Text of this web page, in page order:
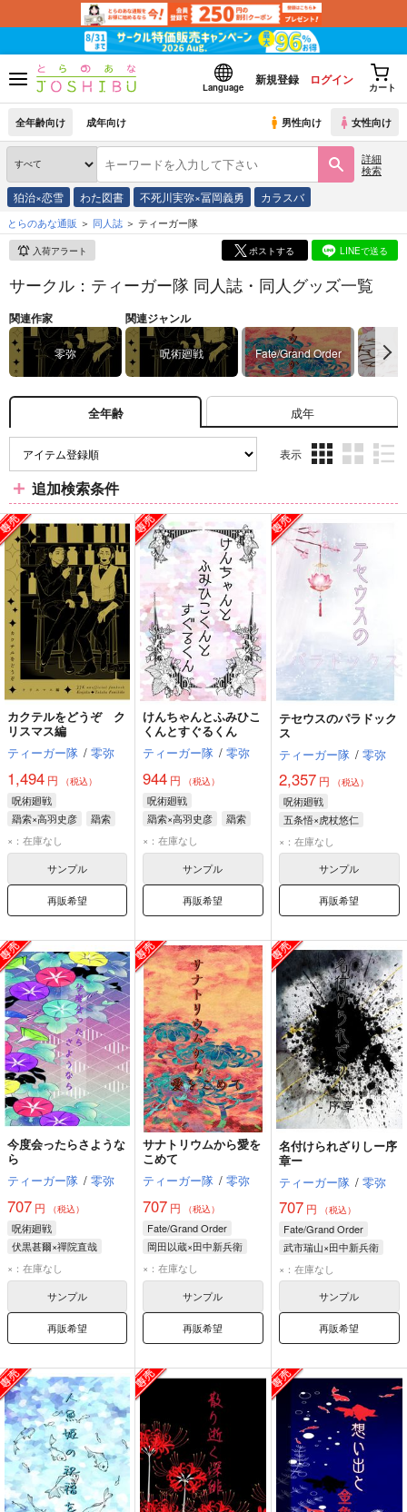
Language
新規登録 ログイン
カート
全年齢向け 成年向け 男性向け 女性向け
詳細
検索
狛治×恋雪 わた図書 不死川実弥×冨岡義勇 カラスバ
とらのあな通販 同人誌 ティーガー隊
入荷アラート ポストする LINEで送る
サークル：ティーガー隊 同人誌・同人グッズ一覧
関連作家
零弥
関連ジャンル
呪術廻戦 Fate/Grand Order
全年齢 成年
表示
ム
表
示
ム
表
ム
表
追加検索条件
カクテルをどうぞ ク
リスマス編
ティーガー隊 / 零弥
1,494 円 （税込）
呪術廻戦
羂索×高羽史彦
羂索
高羽史彦
×：在庫なし
サンプル
再販希望
けんちゃんとふみひこ
くんとすぐるくん
ティーガー隊 / 零弥
944 円 （税込）
呪術廻戦
羂索×高羽史彦
羂索
高羽史彦
×：在庫なし
サンプル
再販希望
テセウスのパラドック
ス
ティーガー隊 / 零弥
2,357円 （税込）
呪術廻戦
五条悟×虎杖悠仁
五条悟
虎杖悠仁
×：在庫なし
サンプル
再販希望
今度会ったらさような
ら
ティーガー隊 / 零弥
707 円 （税込）
呪術廻戦
伏黒甚爾×禪院直哉
伏黒甚爾
×：在庫なし
サンプル
再販希望
サナトリウムから愛を
こめて
ティーガー隊 / 零弥
707 円 （税込）
Fate/Grand Order
岡田以蔵×田中新兵衛
岡田以蔵
×：在庫なし
サンプル
再販希望
名付けられざりしー序
章ー
ティーガー隊 / 零弥
707円 （税込）
Fate/Grand Order
武市瑞山×田中新兵衛
武市瑞山
×：在庫なし
サンプル
再販希望